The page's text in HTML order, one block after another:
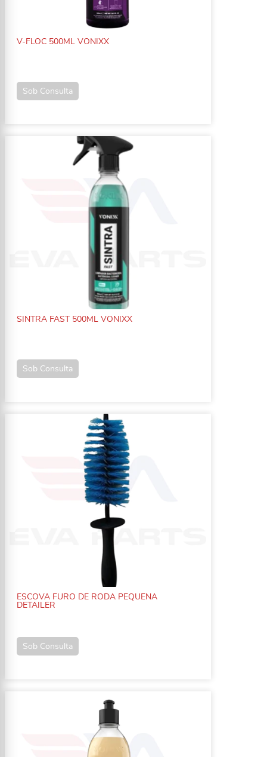
V-FLOC 500ML VONIXX
Sob Consulta
SINTRA FAST 500ML VONIXX
Sob Consulta
ESCOVA FURO DE RODA PEQUENA
DETAILER
Sob Consulta